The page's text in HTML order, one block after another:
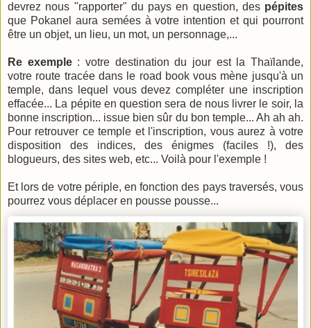
devrez nous "rapporter" du pays en question, des pépites
que Pokanel aura semées à votre intention et qui pourront
être un objet, un lieu, un mot, un personnage,...
Re exemple: votre destination du jour est la Thaïlande,
votre route tracée dans le road book vous mène jusqu'à un
temple, dans lequel vous devez compléter une inscription
effacée... La pépite en question sera de nous livrer le soir, la
bonne inscription... issue bien sûr du bon temple... Ah ah ah.
Pour retrouver ce temple et l'inscription, vous aurez à votre
disposition des indices, des énigmes (faciles !), des
blogueurs, des sites web, etc... Voilà pour l'exemple !
Et lors de votre périple, en fonction des pays traversés, vous
pourrez vous déplacer en pousse pousse...